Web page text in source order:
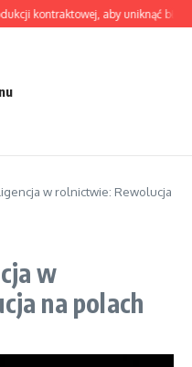
kontraktowej, aby uniknąć
w rolnictwie: Rewolucja
w
na polach